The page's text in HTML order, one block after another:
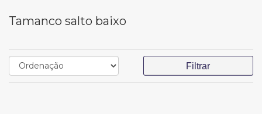
Tamanco salto baixo
Filtrar